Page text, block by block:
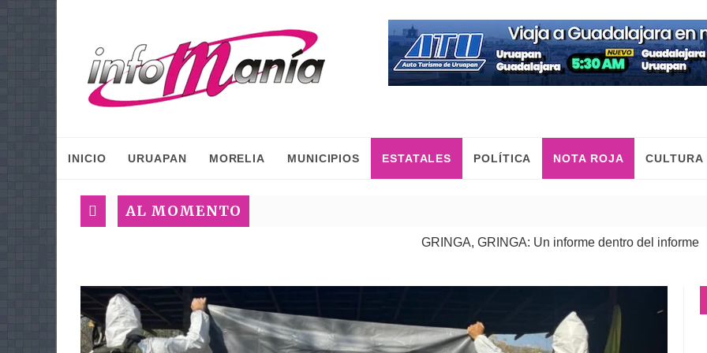
INICIO URUAPAN MORELIA MUNICIPIOS ESTATALES POLÍTICA NOTA ROJA CULTURA
AL MOMENTO
GRINGA, GRINGA: Un informe dentro del informe| 06 Ago 2026